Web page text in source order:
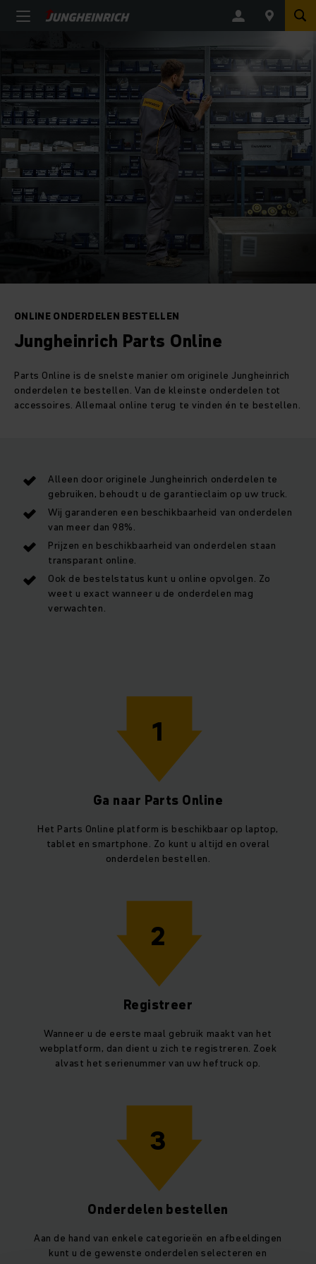
ONLINE ONDERDELEN BESTELLEN
Jungheinrich Parts Online
Parts Online is de snelste manier om originele Jungheinrich
onderdelen te bestellen. Van de kleinste onderdelen tot
accessoires. Allemaal online terug te vinden én te bestellen.
Alleen door originele Jungheinrich onderdelen te
gebruiken, behoudt u de garantieclaim op uw truck.
Wij garanderen een beschikbaarheid van onderdelen
van meer dan 98%.
Prijzen en beschikbaarheid van onderdelen staan
transparant online.
Ook de bestelstatus kunt u online opvolgen. Zo
weet u exact wanneer u de onderdelen mag
verwachten.
1
Ga naar Parts Online
Het Parts Online platform is beschikbaar op laptop,
tablet en smartphone. Zo kunt u altijd en overal
onderdelen bestellen.
2
Registreer
Wanneer u de eerste maal gebruik maakt van het
webplatform, dan dient u zich te registreren. Zoek
alvast het serienummer van uw heftruck op.
3
Onderdelen bestellen
Aan de hand van enkele categorieën en afbeeldingen
kunt u de gewenste onderdelen selecteren en